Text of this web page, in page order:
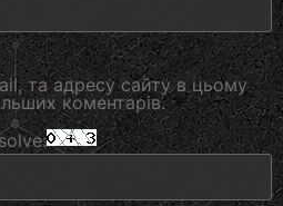
та адресу сайту в цьому
коментарів.